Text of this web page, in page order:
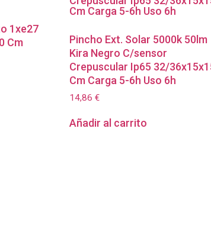
1xe27
Cm
Pincho Ext. Solar 5000k 50lm
Kira Negro C/sensor
Crepuscular Ip65 32/
Cm Carga 5-6h Uso 6h
14,86€
Añadir al carrito